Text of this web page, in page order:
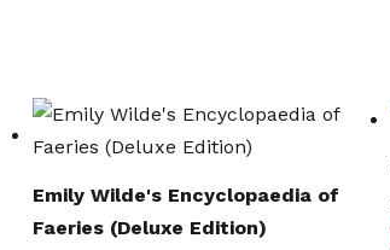
Emily Wilde's Encyclopaedia of
Faeries (Deluxe Edition)